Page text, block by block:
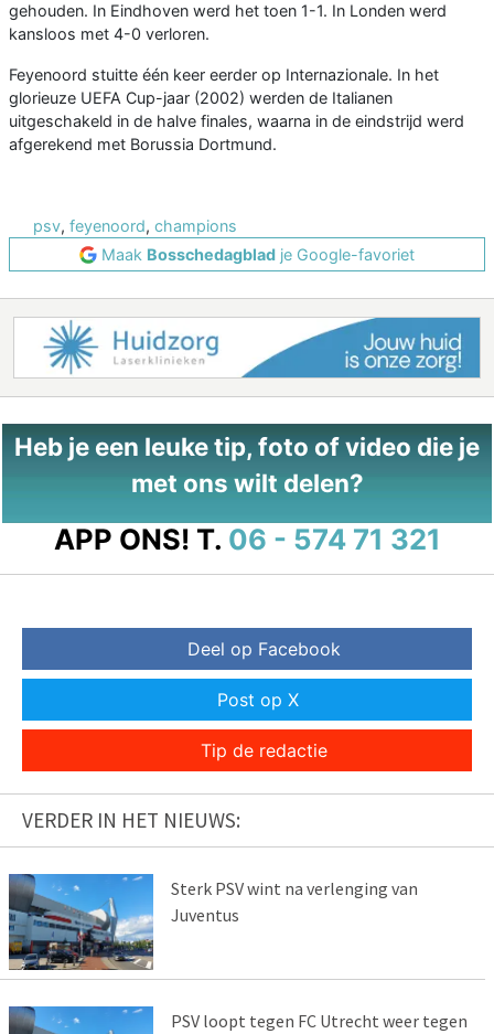
gehouden. In Eindhoven werd het toen 1-1. In Londen werd
kansloos met 4-0 verloren.
Feyenoord stuitte één keer eerder op Internazionale. In het
glorieuze UEFA Cup-jaar (2002) werden de Italianen
uitgeschakeld in de halve finales, waarna in de eindstrijd werd
afgerekend met Borussia Dortmund.
psv, feyenoord, champions
Maak Bosschedagblad je Google-favoriet
Heb je een leuke tip, foto of video die je
met ons wilt delen?
APP ONS! T. 06 - 574 71 321
Deel op Facebook
Post op X
Tip de redactie
VERDER IN HET NIEUWS:
Sterk PSV wint na verlenging van
Juventus
PSV loopt tegen FC Utrecht weer tegen